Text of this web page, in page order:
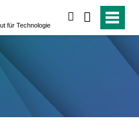
für Technologie